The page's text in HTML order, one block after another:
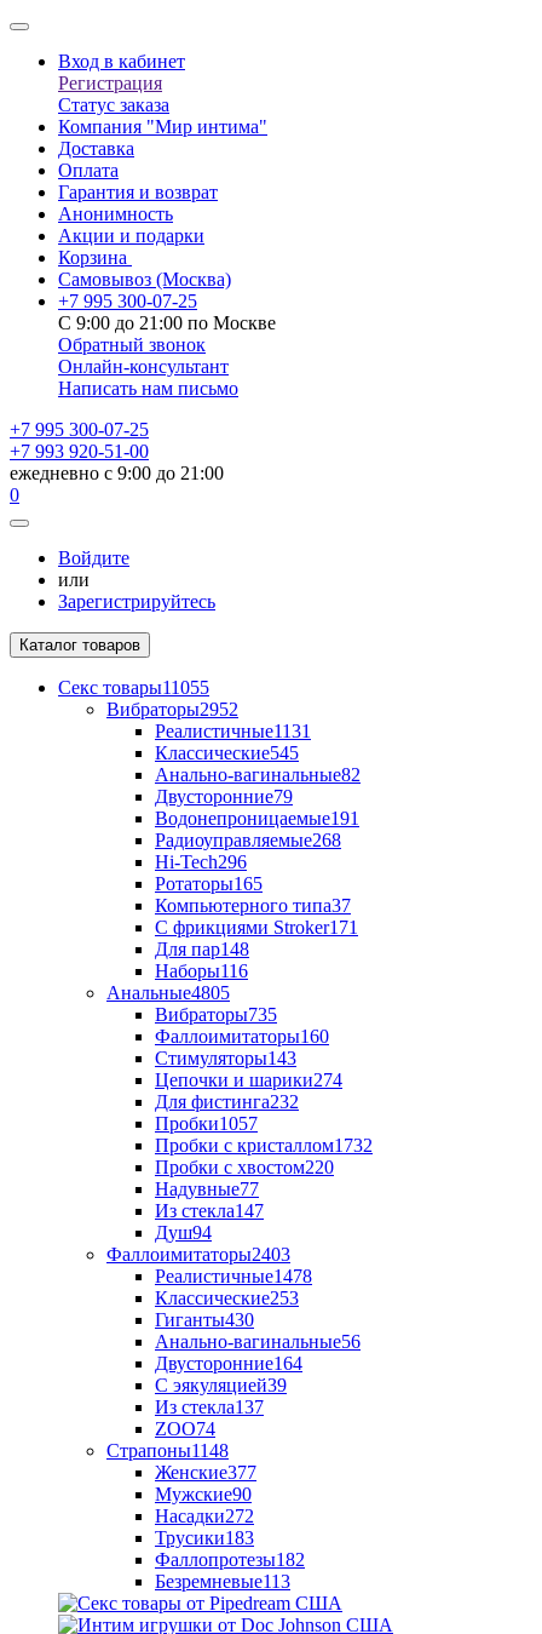
Вход в кабинет
Регистрация
Статус заказа
Компания "Мир интима"
Доставка
Оплата
Гарантия и возврат
Анонимность
Акции и подарки
Корзина
Самовывоз (Москва)
+7 995 300-07-25
С 9:00 до 21:00 по Москве
Обратный звонок
Онлайн-консультант
Написать нам письмо
+7 995 300-07-25
+7 993 920-51-00
ежедневно с 9:00 до 21:00
0
Войдите
или
Зарегистрируйтесь
Каталог товаров
Секс товары11055
Вибраторы2952
Реалистичные1131
Классические545
Анально-вагинальные82
Двусторонние79
Водонепроницаемые191
Радиоуправляемые268
Hi-Tech296
Ротаторы165
Компьютерного типа37
С фрикциями Stroker171
Для пар148
Наборы116
Анальные4805
Вибраторы735
Фаллоимитаторы160
Стимуляторы143
Цепочки и шарики274
Для фистинга232
Пробки1057
Пробки с кристаллом1732
Пробки с хвостом220
Надувные77
Из стекла147
Душ94
Фаллоимитаторы2403
Реалистичные1478
Классические253
Гиганты430
Анально-вагинальные56
Двусторонние164
С эякуляцией39
Из стекла137
ZOO74
Страпоны1148
Женские377
Мужские90
Насадки272
Трусики183
Фаллопротезы182
Безремневые113